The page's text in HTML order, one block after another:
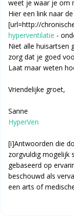
weet je waar je om
Hier een link naar
[url=http://
hyperventilatie -
Niet alle huisartsen
zorg dat je goed
Laat maar weten
Vriendelijke groet,
Sanne
HyperVen
[i]Antwoorden die
zorgvuldig mogelijk
gebaseerd op
beschouwd als
een arts of